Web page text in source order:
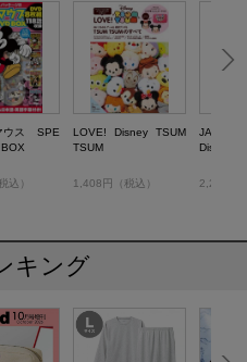
ウス SPE
込）
LOVE! Disney TSUM
TSUM
1,408円（税込）
JAM
Disney
2,255円
キング